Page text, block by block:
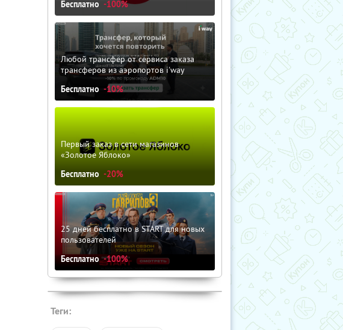
Бесплатно -100%
Любой трансфер от сервиса заказа
трансферов из аэропортов i'way
Бесплатно -10%
Первый заказ в сети магазинов
«Золотое Яблоко»
Бесплатно -20%
25 дней бесплатно в START для новых
пользователей
Бесплатно -100%
Теги: